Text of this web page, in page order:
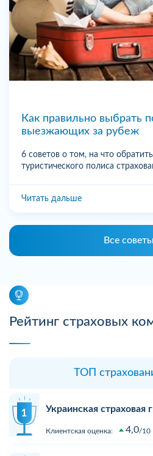
Как правильно выбрать
выезжающих за рубеж
6 советов о том, на что
туристического полиса
Читать дальше
Все советы
Рейтинг страховых
ТОП
Украинская страховая
Клиентская оценка: 4,0 10